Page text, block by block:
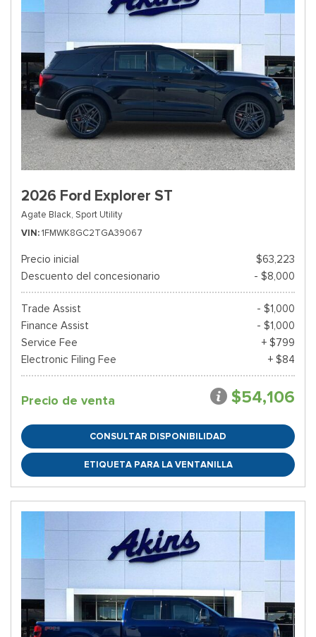
2026 Ford Explorer ST
Agate Black, Sport Utility
VIN 1FMWK8GC2TGA39067
Precio inicial
$63,223
Descuento del concesionario
- $8,000
Trade Assist
- $1,000
Finance Assist
- $1,000
Service Fee
+ $799
Electronic Filing Fee
+ $84
Precio de venta $54,106
CONSULTAR DISPONIBILIDAD
ETIQUETA PARA LA VENTANILLA